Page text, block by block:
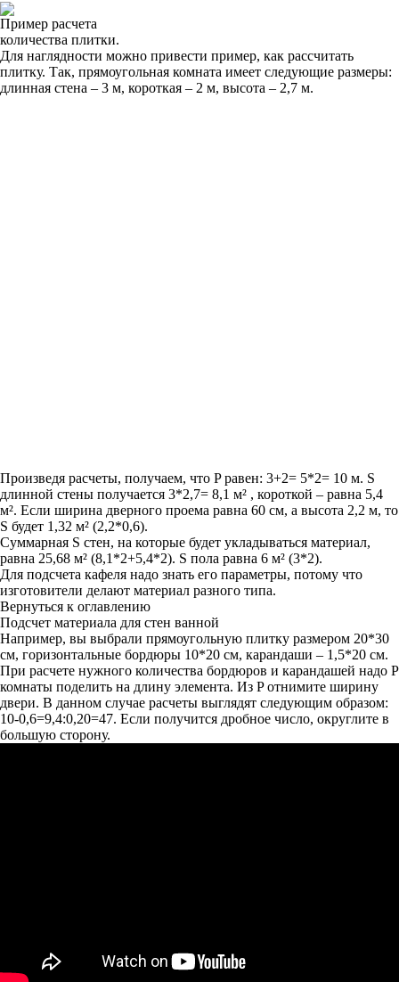
Пример расчета
количества плитки.
Для наглядности можно привести пример, как рассчитать
плитку. Так, прямоугольная комната имеет следующие размеры:
длинная стена – 3 м, короткая – 2 м, высота – 2,7 м.
Произведя расчеты, получаем, что P равен: 3+2= 5*2= 10 м. S
длинной стены получается 3*2,7= 8,1 м² , короткой – равна 5,4
м². Если ширина дверного проема равна 60 см, а высота 2,2 м, то
S будет 1,32 м² (2,2*0,6).
Суммарная S стен, на которые будет укладываться материал,
равна 25,68 м² (8,1*2+5,4*2). S пола равна 6 м² (3*2).
Для подсчета кафеля надо знать его параметры, потому что
изготовители делают материал разного типа.
Вернуться к оглавлению
Подсчет материала для стен ванной
Например, вы выбрали прямоугольную плитку размером 20*30
см, горизонтальные бордюры 10*20 см, карандаши – 1,5*20 см.
При расчете нужного количества бордюров и карандашей надо P
комнаты поделить на длину элемента. Из P отнимите ширину
двери. В данном случае расчеты выглядят следующим образом:
10-0,6=9,4:0,20=47. Если получится дробное число, округлите в
большую сторону.